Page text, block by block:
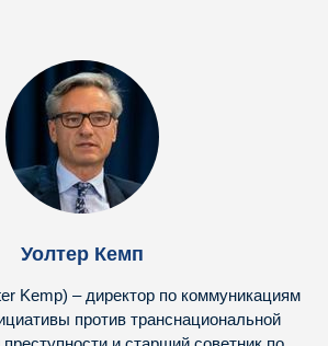
Уолтер Кемп
Kemp) – директор по коммуникациям
против транснациональной